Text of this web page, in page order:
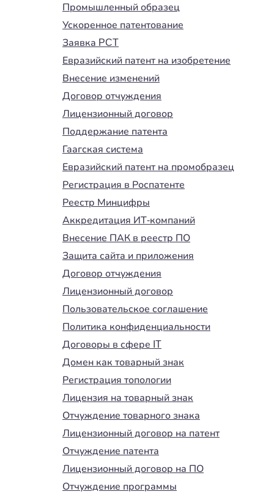
Промышленный образец
Ускоренное патентование
Заявка PCT
Евразийский патент на изобретение
Внесение изменений
Договор отчуждения
Лицензионный договор
Поддержание патента
Гаагская система
Евразийский патент на промобразец
Регистрация в Роспатенте
Реестр Минцифры
Аккредитация ИТ-компаний
Внесение ПАК в реестр ПО
Защита сайта и приложения
Договор отчуждения
Лицензионный договор
Пользовательское соглашение
Политика конфиденциальности
Договоры в сфере IT
Домен как товарный знак
Регистрация топологии
Лицензия на товарный знак
Отчуждение товарного знака
Лицензионный договор на патент
Отчуждение патента
Лицензионный договор на ПО
Отчуждение программы